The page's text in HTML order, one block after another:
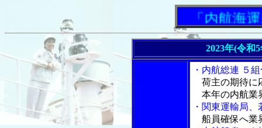
「内航海運
2023年(令和
・内航総連 ５
荷主の期待に
本年の内航業
・関東運輸局
船員確保へ業